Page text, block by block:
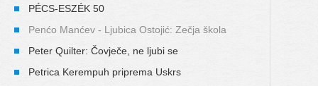
PÉCS-ESZÉK 50
Penćo Manćev - Ljubica Ostojić: Zečja škola
Peter Quilter: Čovječe, ne ljubi se
Petrica Kerempuh priprema Uskrs